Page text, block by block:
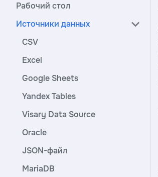
Рабочий стол
Источники данных
CSV
Excel
Google Sheets
Yandex Tables
Visary Data Source
Oracle
JSON-файл
MariaDB